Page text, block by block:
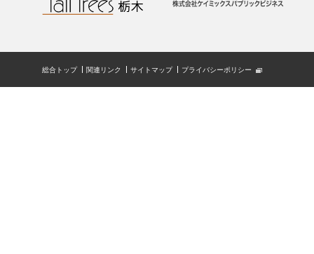
総合トップ 関連リンク サイトマップ プライバシーポリシー